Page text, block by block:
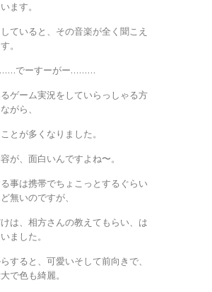
ます。
ていると、その音楽が全く聞こえ
。
でーすーがー………
ゲーム実況をしていらっしゃる方
がら、
とが多くなりました。
が、面白いんですよね〜。
事は携帯でちょこっとするぐらい
無いのですが、
は、相方さんの教えてもらい、は
ました。
すると、可愛いそして前向きで、
で色も綺麗。